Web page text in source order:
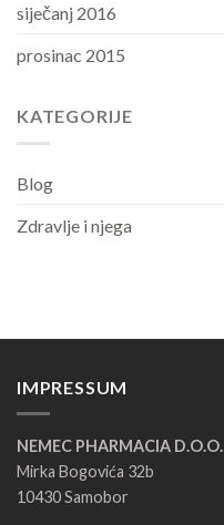
siječanj 2016
prosinac 2015
KATEGORIJE
Blog
Zdravlje i njega
IMPRESSUM
NEMEC PHARMACIA D.O.O.
Mirka Bogovića 32b
10430 Samobor